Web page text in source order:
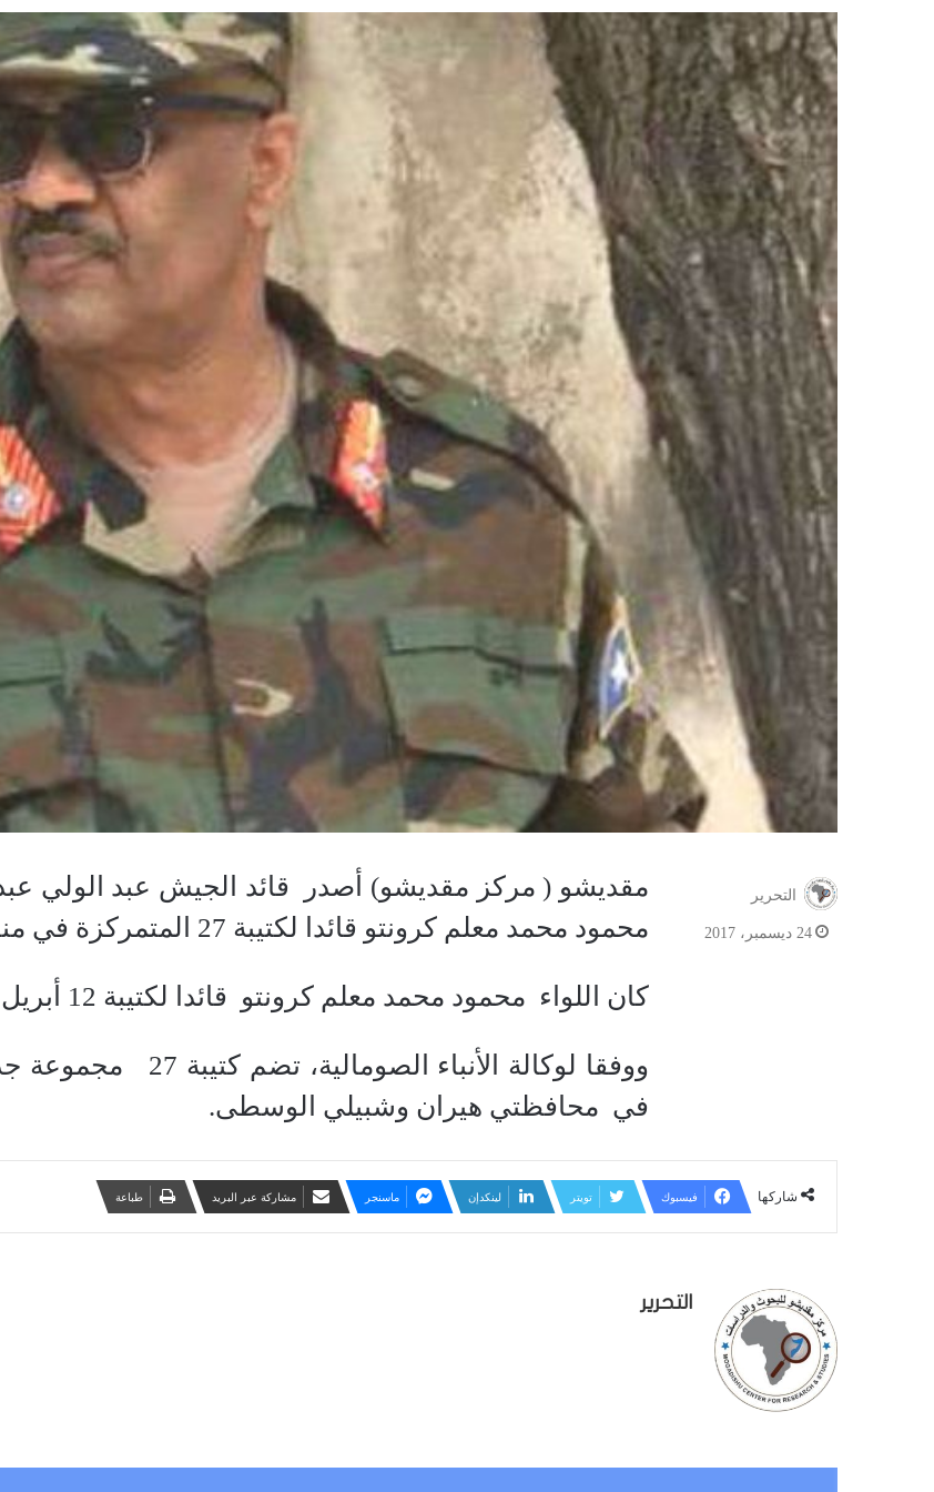
مقديشو ( مركز مقديشو) أصدر قائد الجيش عبد الولي عبد
محمود محمد معلم كرونتو قائدا لكتيبة 27 المتمركزة في منطقة هيرشبيلي.
كان اللواء محمود محمد معلم كرونتو قائدا لكتيبة 12 أبريل قبل تعيينه للمنصب الجديد.
ووفقا لوكالة
في محافظتي هيران وشبيلي الوسطى.
التحرير
24 ديسمبر، 2017
شاركها فيسبوك تويتر لينكدإن ماسنجر مشاركة عبر البريد طباعة
التحرير